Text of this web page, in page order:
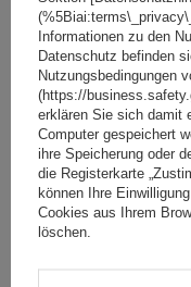
Informationen zu den
Datenschutz befinden
Nutzungsbedingungen
(https://
erklären Sie sich damit
Computer gespeichert
ihre Speicherung oder
die Registerkarte
können Ihre
Cookies aus Ihrem
löschen.